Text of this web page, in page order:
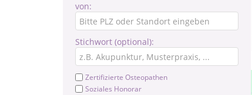
von:
Stichwort (optional):
Zertifizierte Osteopathen
Soziales Honorar